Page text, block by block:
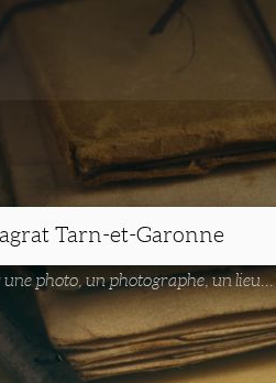
une photo, un photographe, un lieu...